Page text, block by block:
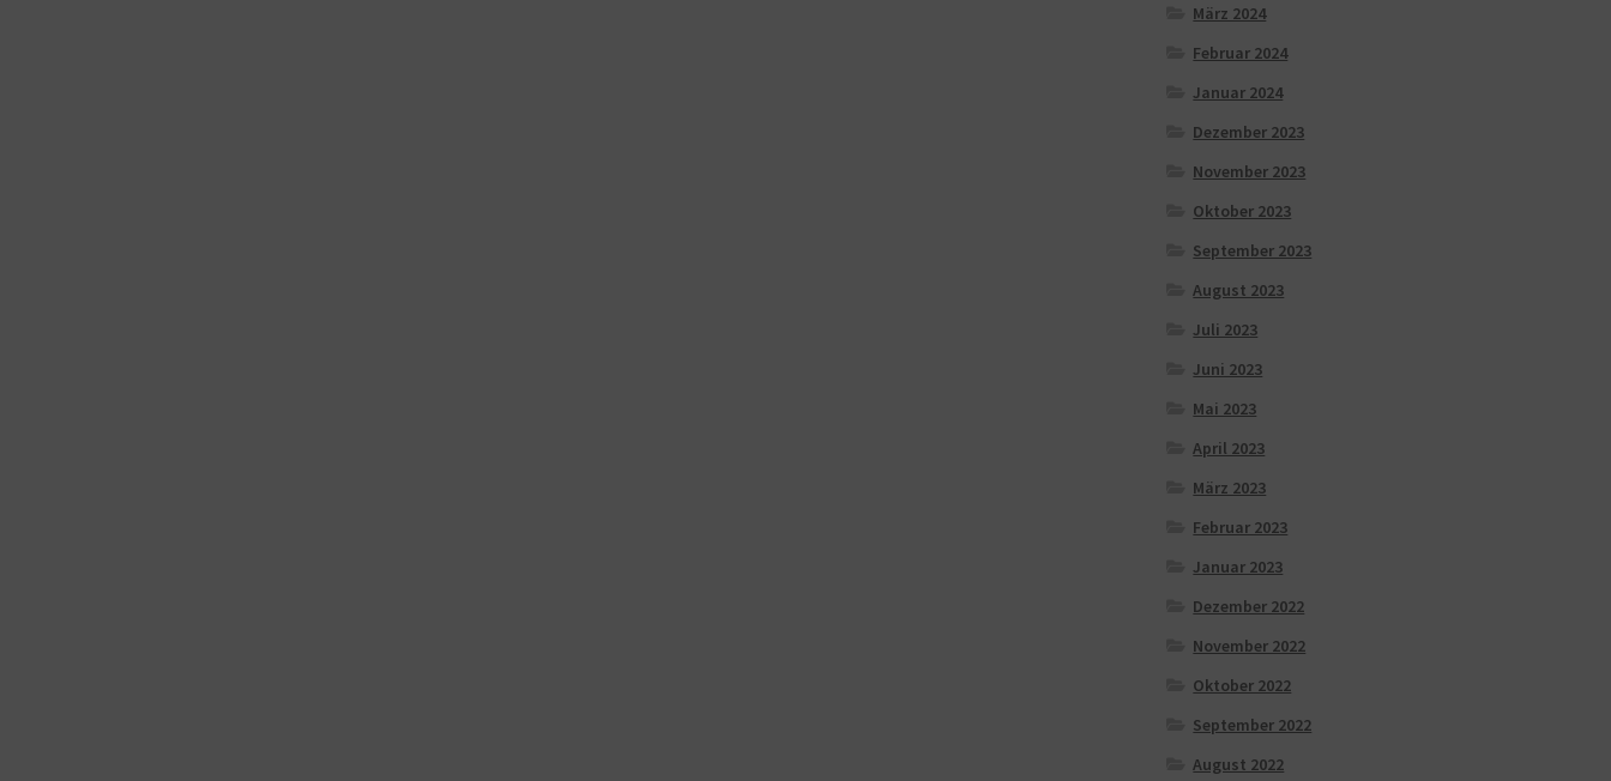
März 2024
Februar 2024
Januar 2024
Dezember 2023
November 2023
Oktober 2023
September 2023
August 2023
Juli 2023
Juni 2023
Mai 2023
April 2023
März 2023
Februar 2023
Januar 2023
Dezember 2022
November 2022
Oktober 2022
September 2022
August 2022